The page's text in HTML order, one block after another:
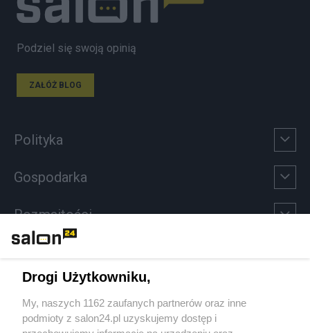
Podziel się swoją opinią
ZAŁÓŻ BLOG
Polityka
Gospodarka
Rozmaitości
Sport
Społeczeństwo
Drogi Użytkowniku,
My, naszych 1162 zaufanych partnerów oraz inne
podmioty z salon24.pl uzyskujemy dostęp i